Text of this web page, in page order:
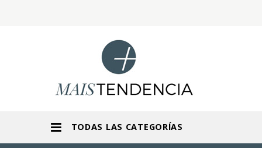
TODAS LAS CATEGORÍAS